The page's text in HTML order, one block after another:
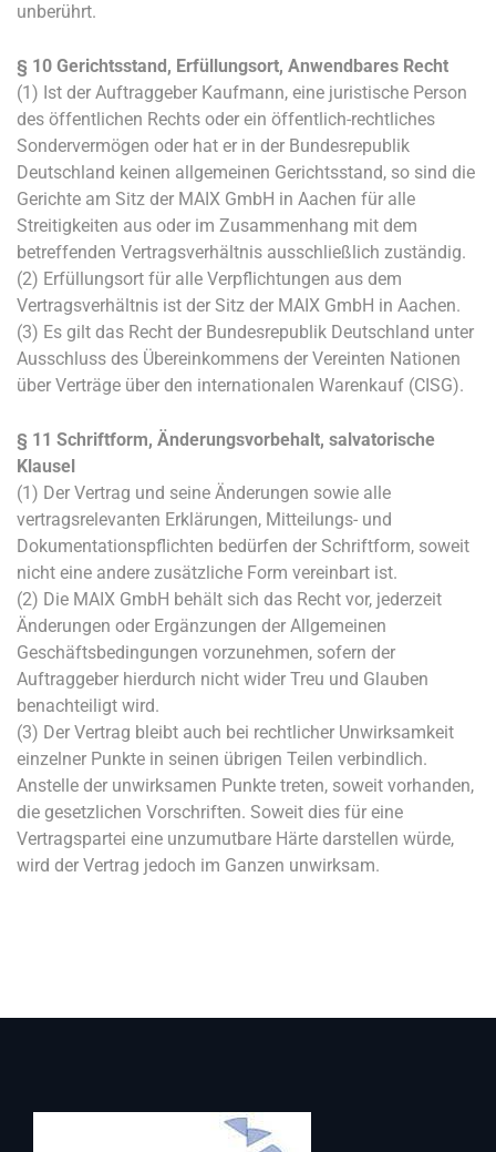
unberührt.
§ 10 Gerichtsstand, Erfüllungsort, Anwendbares Recht
(1) Ist der Auftraggeber Kaufmann, eine juristische Person
des öffentlichen Rechts oder ein öffentlich-rechtliches
Sondervermögen oder hat er in der Bundesrepublik
Deutschland keinen allgemeinen Gerichtsstand, so sind die
Gerichte am Sitz der MAIX GmbH in Aachen für alle
Streitigkeiten aus oder im Zusammenhang mit dem
betreffenden Vertragsverhältnis ausschließlich zuständig.
(2) Erfüllungsort für alle Verpflichtungen aus dem
Vertragsverhältnis ist der Sitz der MAIX GmbH in Aachen.
(3) Es gilt das Recht der Bundesrepublik Deutschland unter
Ausschluss des Übereinkommens der Vereinten Nationen
über Verträge über den internationalen Warenkauf (CISG).
§ 11 Schriftform, Änderungsvorbehalt, salvatorische
Klausel
(1) Der Vertrag und seine Änderungen sowie alle
vertragsrelevanten Erklärungen, Mitteilungs- und
Dokumentationspflichten bedürfen der Schriftform, soweit
nicht eine andere zusätzliche Form vereinbart ist.
(2) Die MAIX GmbH behält sich das Recht vor, jederzeit
Änderungen oder Ergänzungen der Allgemeinen
Geschäftsbedingungen vorzunehmen, sofern der
Auftraggeber hierdurch nicht wider Treu und Glauben
benachteiligt wird.
(3) Der Vertrag bleibt auch bei rechtlicher Unwirksamkeit
einzelner Punkte in seinen übrigen Teilen verbindlich.
Anstelle der unwirksamen Punkte treten, soweit vorhanden,
die gesetzlichen Vorschriften. Soweit dies für eine
Vertragspartei eine unzumutbare Härte darstellen würde,
wird der Vertrag jedoch im Ganzen unwirksam.